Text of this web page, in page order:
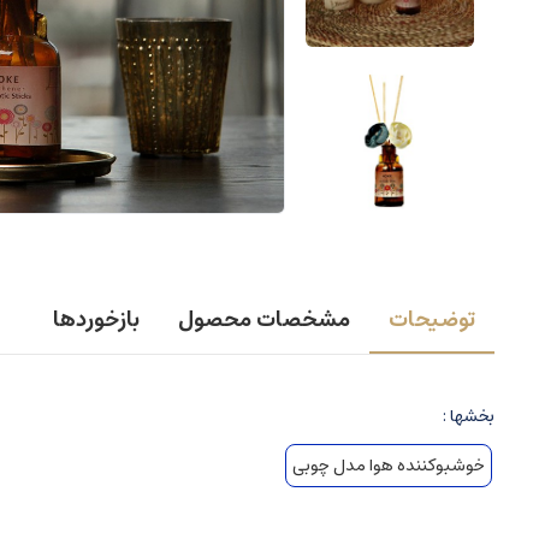
توضیحات مشخصات محصول بازخوردها
بخشها :
خوشبوکننده هوا مدل چوبی